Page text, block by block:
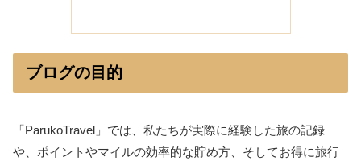
ブログの目的
「ParukoTravel」では、私たちが実際に経験した旅の記録
や、ポイントやマイルの効率的な貯め方、そしてお得に旅行